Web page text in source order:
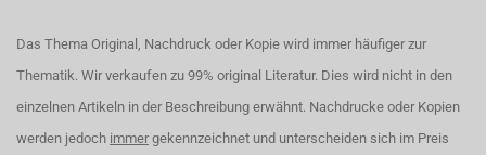
Das Thema Original, Nachdruck oder Kopie wird immer häufiger zur
Thematik. Wir verkaufen zu 99% original Literatur. Dies wird nicht in den
einzelnen Artikeln in der Beschreibung erwähnt. Nachdrucke oder Kopien
werden jedoch immer gekennzeichnet und unterscheiden sich im Preis